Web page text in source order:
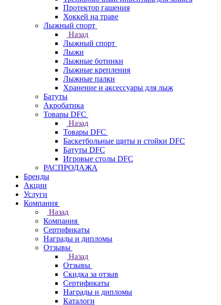
Протектор гашения
Хоккей на траве
Лыжный спорт
Назад
Лыжный спорт
Лыжи
Лыжные ботинки
Лыжные крепления
Лыжные палки
Хранение и аксессуары для лыж
Батуты
Акробатика
Товары DFC
Назад
Товары DFC
Баскетбольные щиты и стойки DFC
Батуты DFC
Игровые столы DFC
РАСПРОДАЖА
Бренды
Акции
Услуги
Компания
Назад
Компания
Сертификаты
Награды и дипломы
Отзывы
Назад
Отзывы
Скидка за отзыв
Сертификаты
Награды и дипломы
Каталоги